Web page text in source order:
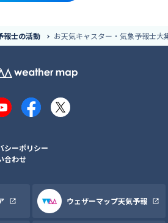
報士の活動 お天気キャスター・気象予報士
YouTubeFacebook
X
シーポリシー
合わせ
ウェザーマップ天気予報